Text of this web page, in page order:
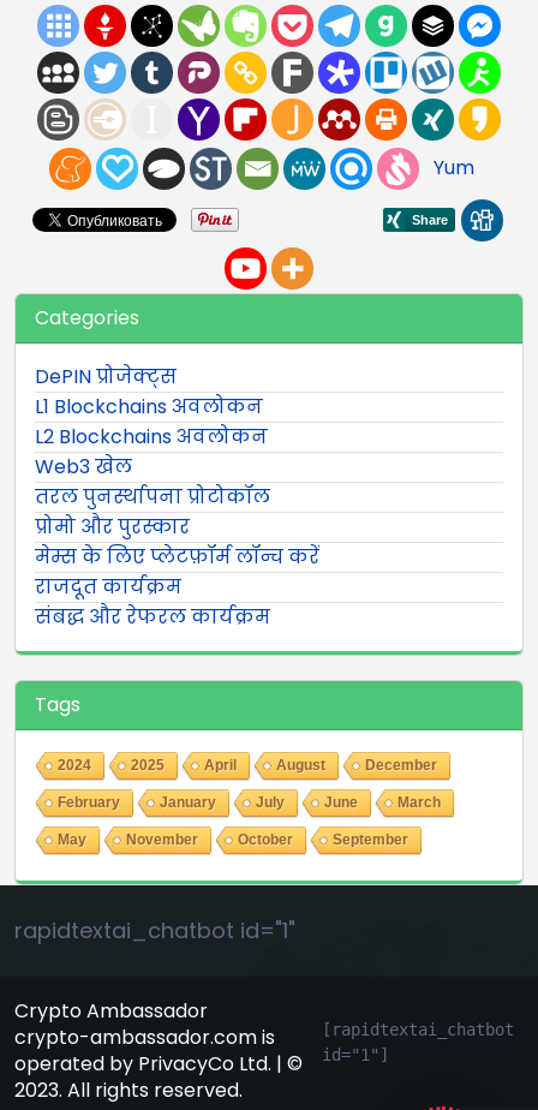
Yum
Categories
DePIN प्रोजेक्ट्स
L1 Blockchains अवलोकन
L2 Blockchains अवलोकन
Web3 खेल
तरल पुनर्स्थापना प्रोटोकॉल
प्रोमो और पुरस्कार
मेम्स के लिए प्लेटफ़ॉर्म लॉन्च करें
राजदूत कार्यक्रम
संबद्ध और रेफरल कार्यक्रम
Tags
2024 2025 April August December
February January July June March
May November October September
rapidtextai_chatbot id="1"
Crypto Ambassador
crypto-ambassador.com is
operated by PrivacyCo Ltd. | ©
2023. All rights reserved.
[rapidtextai_chatbot
id="1"]
GeekyBot